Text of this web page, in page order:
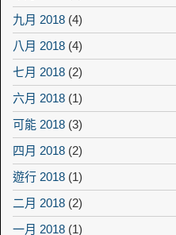
九月 2018 (4)
八月 2018 (4)
七月 2018 (2)
六月 2018 (1)
可能 2018 (3)
四月 2018 (2)
遊行 2018 (1)
二月 2018 (2)
一月 2018 (1)